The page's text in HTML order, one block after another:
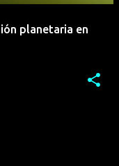
planetaria en